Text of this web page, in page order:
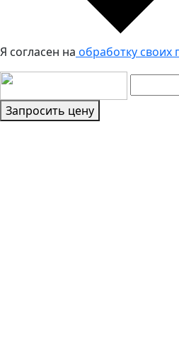
Я согласен на обработку
Запросить цену